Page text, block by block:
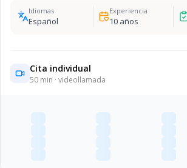
Idiomas
Español
Experiencia
10años
Cita individual
50 min · videollamada